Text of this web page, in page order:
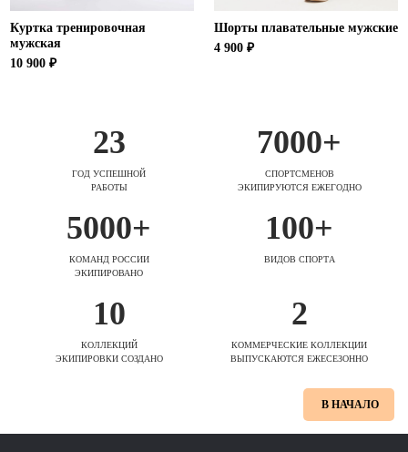
Куртка тренировочная
мужская
10 900 ₽
Шорты плавательные мужские
4 900 ₽
23
ГОД УСПЕШНОЙ
РАБОТЫ
7000+
СПОРТСМЕНОВ
ЭКИПИРУЮТСЯ ЕЖЕГОДНО
5000+
КОМАНД РОССИИ
ЭКИПИРОВАНО
100+
ВИДОВ СПОРТА
10
КОЛЛЕКЦИЙ
ЭКИПИРОВКИ СОЗДАНО
2
КОММЕРЧЕСКИЕ КОЛЛЕКЦИИ
ВЫПУСКАЮТСЯ ЕЖЕСЕЗОННО
В НАЧАЛО